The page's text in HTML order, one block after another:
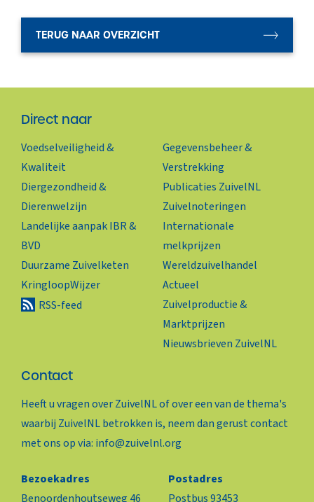
TERUG NAAR OVERZICHT
Direct naar
Voedselveiligheid &
Kwaliteit
Diergezondheid &
Dierenwelzijn
Landelijke aanpak IBR &
BVD
Duurzame Zuivelketen
KringloopWijzer
RSS-feed
Gegevensbeheer &
Verstrekking
Publicaties ZuivelNL
Zuivelnoteringen
Internationale
melkprijzen
Wereldzuivelhandel
Actueel
Zuivelproductie &
Marktprijzen
Nieuwsbrieven ZuivelNL
Contact
Heeft u vragen over ZuivelNL of over een van de thema's
waarbij ZuivelNL betrokken is, neem dan gerust contact
met ons op via: info@zuivelnl.org
Bezoekadres
Benoordenhoutseweg 46
Postadres
Postbus 93453